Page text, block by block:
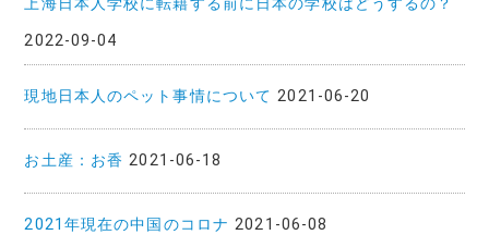
2022-09-04
現地日本人のペット事情について 2021-06-20
お土産：お香 2021-06-18
2021年現在の中国のコロナ 2021-06-08